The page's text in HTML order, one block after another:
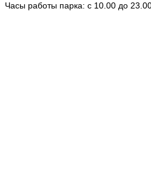
Часы работы парка: с 10.00 до